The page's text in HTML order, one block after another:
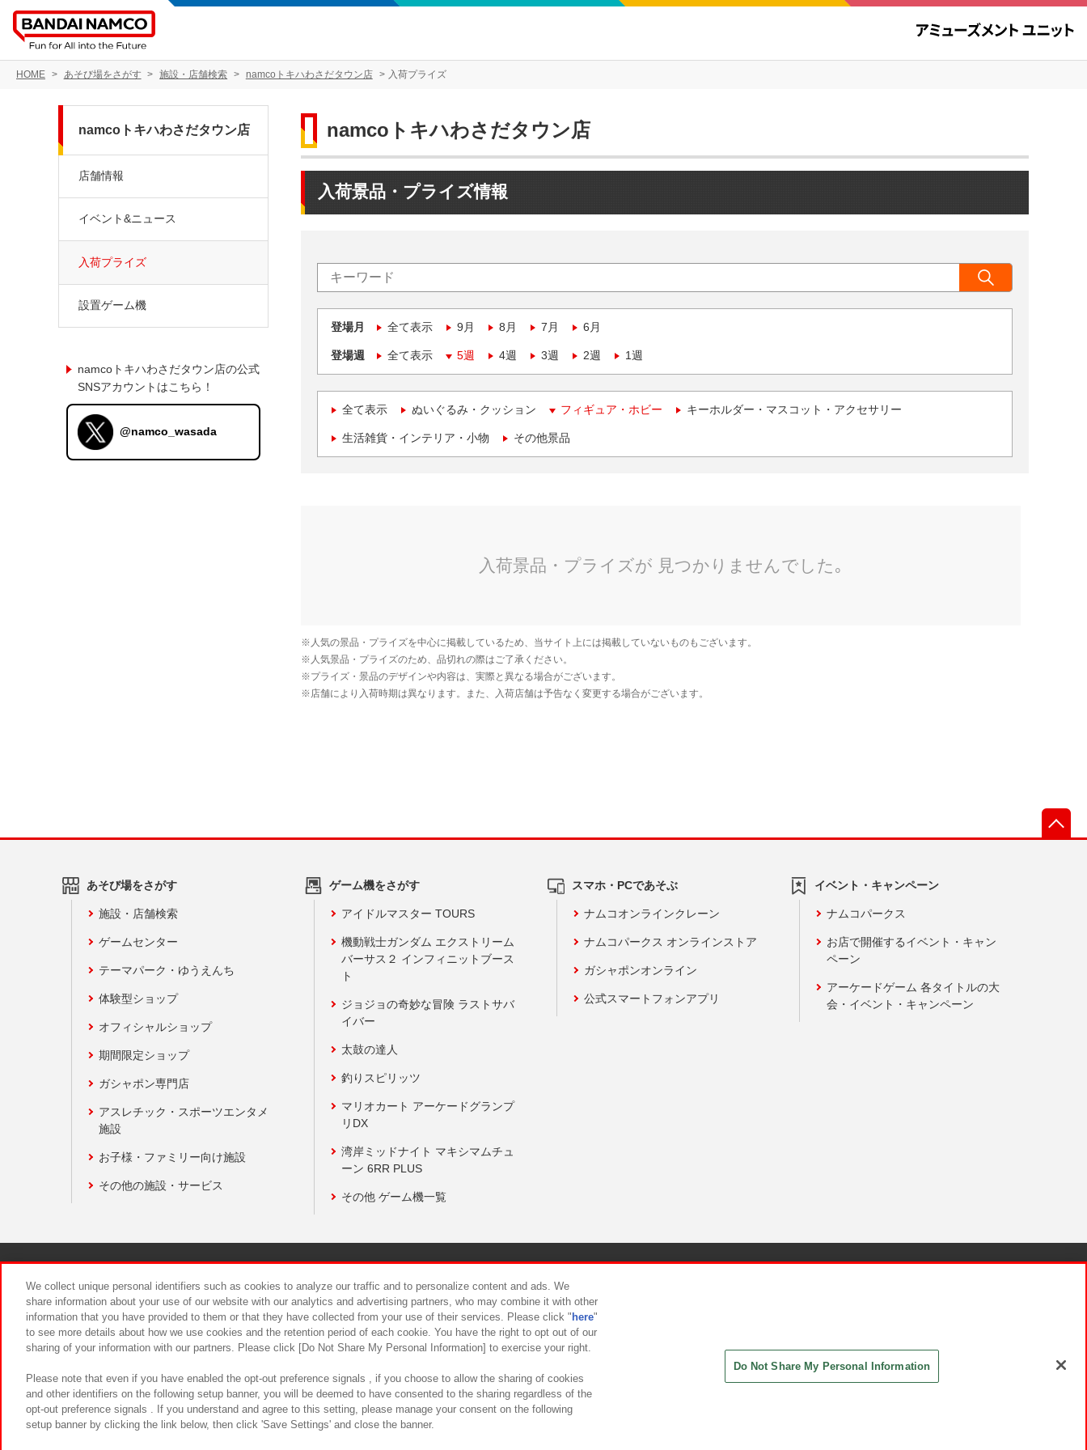
HOME あそび場をさがす 施設・店舗検索 namcoトキハわさだタウン店 入荷プライズ
namcoトキハわさだタウン店
入荷景品・プライズ情報
登場月 全て表示 9月 8月 7月 6月
登場週 全て表示 5週 4週 3週 2週 1週
全て表示 ぬいぐるみ・クッション フィギュア・ホビー キーホルダー・マスコット・アクセサリー
生活雑貨・インテリア・小物 その他景品
namcoトキハわさだタウン店
店舗情報
イベント&ニュース
入荷プライズ
設置ゲーム機
namcoトキハわさだタウン店の公式
SNSアカウントはこちら！
@namco_wasada
あそび場をさがす
施設・店舗検索
ゲームセンター
テーマパーク・ゆうえんち
体験型ショップ
オフィシャルショップ
期間限定ショップ
ガシャポン専門店
アスレチック・スポーツエンタメ
施設
お子様・ファミリー向け施設
その他の施設・サービス
ゲーム機をさがす
アイドルマスター TOURS
機動戦士ガンダム エクストリーム
バーサス２ インフィニットブース
ト
ジョジョの奇妙な冒険 ラストサバ
イバー
太鼓の達人
釣りスピリッツ
マリオカート アーケードグランプ
リDX
湾岸ミッドナイト マキシマムチュ
ーン 6RR PLUS
その他 ゲーム機一覧
スマホ・PCであそぶ
ナムコオンラインクレーン
ナムコパークス オンラインストア
ガシャポンオンライン
公式スマートフォンアプリ
イベント・キャンペーン
ナムコパークス
お店で開催するイベント・キャン
ペーン
アーケードゲーム 各タイトルの大
会・イベント・キャンペーン
食品のご提供について カスタマーハラスメント対応方針
We collect unique personal identifiers such as cookies to analyze our traffic and to personalize content and ads. We
share information about your use of our website with our analytics and advertising partners, who may combine it with other
information that you have provided to them or that they have collected from your use of their services. Please click " here"
to see more details about how we use cookies and the retention period of each cookie. You have the right to opt out of our
sharing of your information with our partners. Please click [Do Not Share My Personal Information] to exercise your right.
Please note that even if you have enabled the opt-out preference signals , if you choose to allow the sharing of cookies
and other identifiers on the following setup banner, you will be deemed to have consented to the sharing regardless of the
opt-out preference signals . If you understand and agree to this setting, please manage your consent on the following
setup banner by clicking the link below, then click 'Save Settings' and close the banner.
Do Not Share My Personal Information